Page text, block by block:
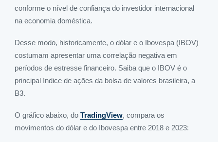
conforme o nível de confiança do investidor internacional
na economia doméstica.
Desse modo, historicamente, o dólar e o Ibovespa (IBOV)
costumam apresentar uma correlação negativa em
períodos de estresse financeiro. Saiba que o IBOV é o
principal índice de ações da bolsa de valores brasileira, a
B3.
O gráfico abaixo, doTradingView, compara os
movimentos do dólar e do Ibovespa entre 2018 e 2023: